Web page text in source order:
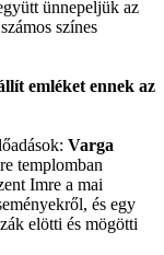
ünnepeljük az
színes
emléket ennek az
Varga
templomban
Imre a mai
és egy
elötti és mögötti